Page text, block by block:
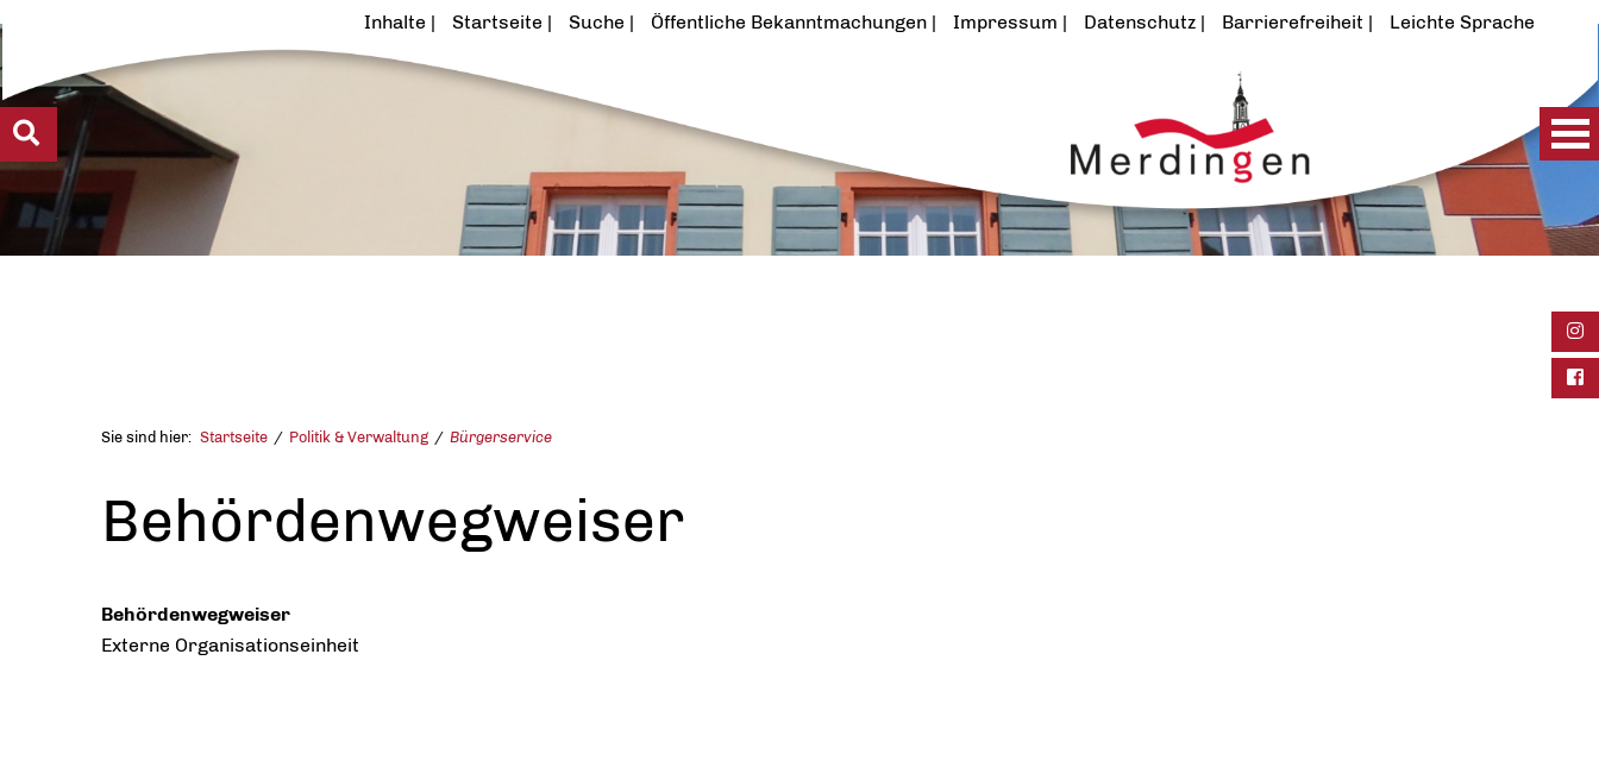
Inhalte Startseite Suche Öffentliche Bekanntmachungen Impressum Datenschutz Barrierefreiheit Leichte Sprache
Sie sind hier: Startseite Politik & Verwaltung Bürgerservice
Behördenwegweiser
Behördenwegweiser
Externe Organisationseinheit